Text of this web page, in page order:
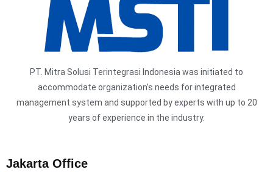
PT. Mitra Solusi Terintegrasi Indonesia was initiated to
accommodate organization’s needs for integrated
management system and supported by experts with up to 20
years of experience in the industry.
Jakarta Office